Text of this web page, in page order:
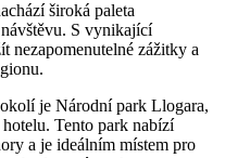
široká paleta
S vynikající
nezapomenutelné zážitky ⁢a
je Národní park Llogara,
Tento park nabízí
a je ideálním místem⁢ pro